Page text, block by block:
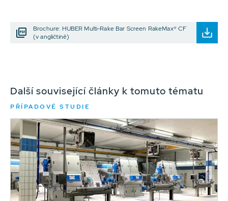
Brochure: HUBER Multi-Rake Bar Screen RakeMax® CF
(v angličtině)
Další související články k tomuto tématu
PŘÍPADOVÉ STUDIE